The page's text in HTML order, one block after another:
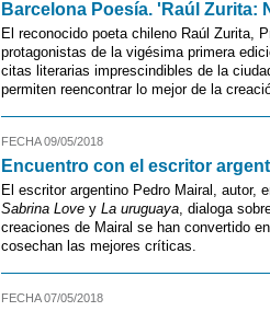
Barcelona Poesía. 'Raúl Zurita:
El reconocido poeta chileno Raúl Zurita,
protagonistas de la vigésima primera
citas literarias imprescindibles de la
permiten reencontrar lo mejor de la
FECHA 09/05/2018
Encuentro con el escritor
El escritor argentino Pedro Mairal, autor,
Sabrina Love y La uruguaya, dialoga
creaciones de Mairal se han convertido
cosechan las mejores críticas.
FECHA 07/05/2018